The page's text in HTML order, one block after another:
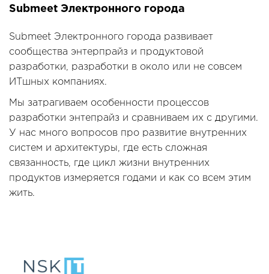
Submeet Электронного города
Submeet Электронного города развивает
сообщества энтерпрайз и продуктовой
разработки, разработки в около или не совсем
ИТшных компаниях.
Мы затрагиваем особенности процессов
разработки энтепрайз и сравниваем их с другими.
У нас много вопросов про развитие внутренних
систем и архитектуры, где есть сложная
связанность, где цикл жизни внутренних
продуктов измеряется годами и как со всем этим
жить.